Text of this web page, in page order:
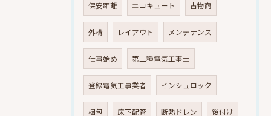
保安距離 エコキュート 古物商
外構 レイアウト メンテナンス
仕事始め 第二種電気工事士
登録電気工事業者 インシュロック
梱包 床下配管 断熱ドレン 後付け